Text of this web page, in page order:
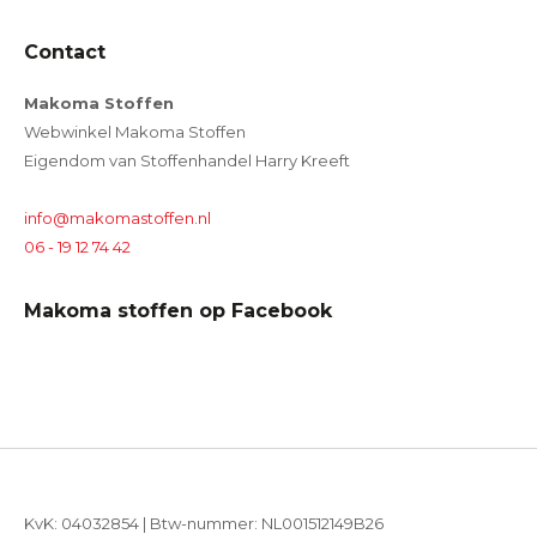
Contact
Makoma Stoffen
Webwinkel Makoma Stoffen
Eigendom van Stoffenhandel Harry Kreeft
info@makomastoffen.nl
06 - 19 12 74 42
Makoma stoffen op Facebook
KvK: 04032854 | Btw-nummer: NL001512149B26